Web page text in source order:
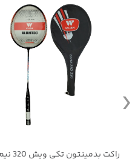
راکت بدمینتون تکی ویش 320 نیم کاور